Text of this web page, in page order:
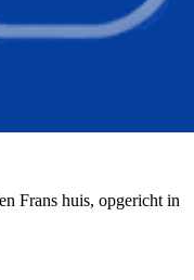
Frans huis, opgericht in